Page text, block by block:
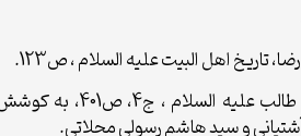
[4] . مناقب آل ابی طالب علیه السلام ، ج4، ص401، به کوشش
و سید هاشم رسولی محلاتی.